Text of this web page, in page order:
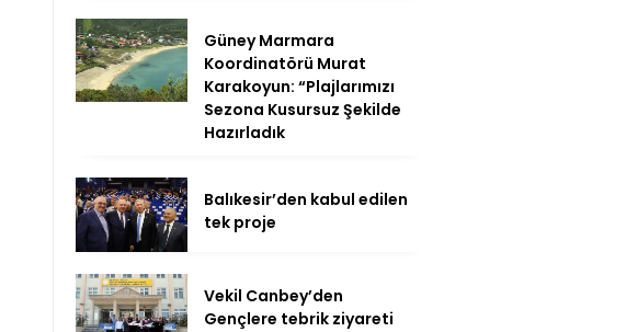
Güney Marmara
Koordinatörü Murat
Karakoyun: “Plajlarımızı
Sezona Kusursuz Şekilde
Hazırladık
Balıkesir’den kabul edilen
tek proje
Vekil Canbey’den
Gençlere tebrik ziyareti